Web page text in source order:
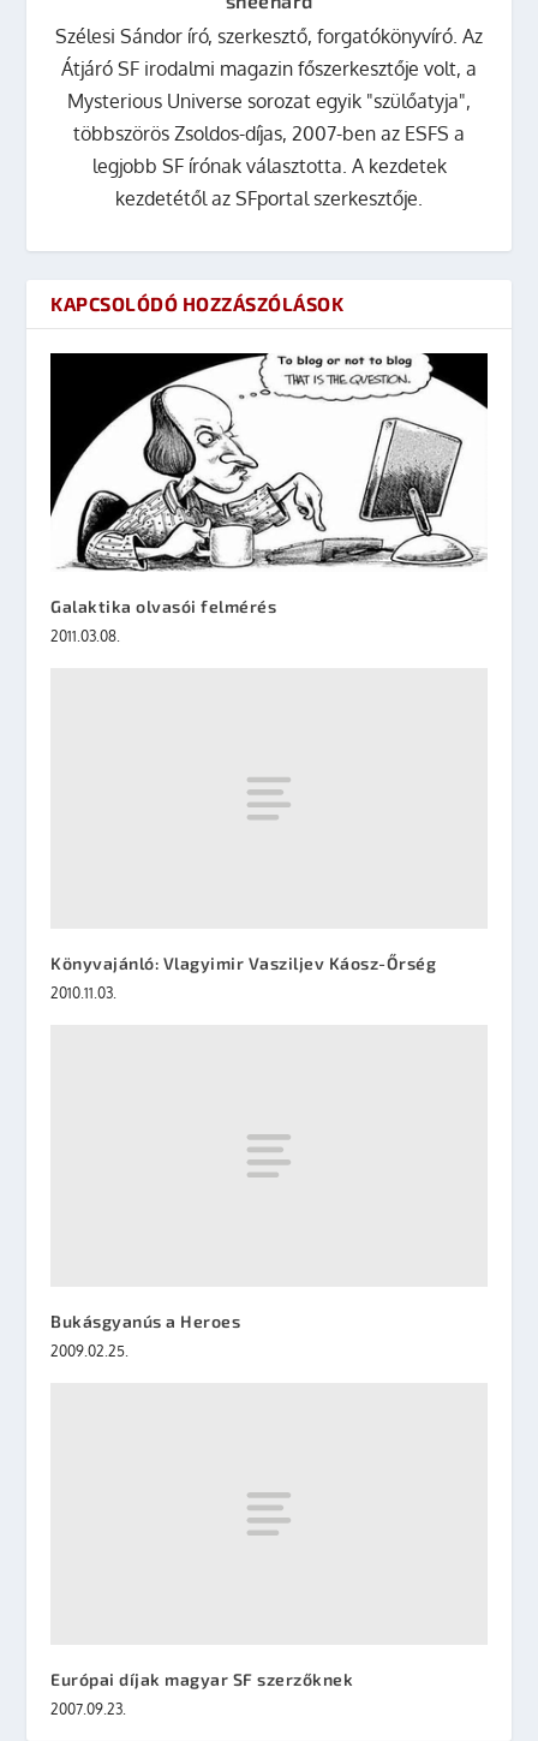
Szélesi Sándor író, szerkesztő, forgatókönyvíró. Az
Átjáró SF irodalmi magazin főszerkesztője volt, a
Mysterious Universe sorozat egyik "szülőatyja",
többszörös Zsoldos-díjas, 2007-ben az ESFS a
legjobb SF írónak választotta. A kezdetek
kezdetétől az SFportal szerkesztője.
KAPCSOLÓDÓ HOZZÁSZÓLÁSOK
Galaktika olvasói felmérés
2011.03.08.
Könyvajánló: Vlagyimir Vasziljev Káosz-Őrség
2010.11.03.
Bukásgyanús a Heroes
2009.02.25.
Európai díjak magyar SF szerzőknek
2007.09.23.